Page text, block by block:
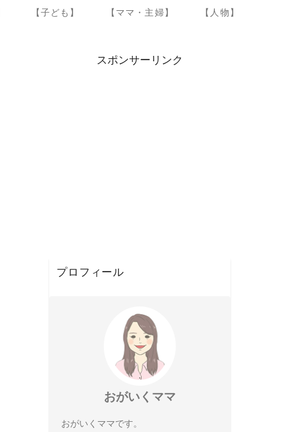
【子ども】 【ママ・主婦】 【人物】
スポンサーリンク
プロフィール
おがいくママ
おがいくママです。